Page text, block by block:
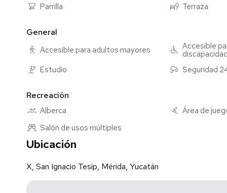
Área social:
• Comedor
• Cocina con meseta de cuarzo
• Estudio
• Medio baño de visitas
Área privada:
•Walk-in closet
•Baño completo
•Cada una con baño completo
Área de servicio:
Parrilla
Terraza
General
Accesible para adultos mayores
Accesible
discapacidad
Estudio
Seguridad
Recreación
Alberca Área de
Salón de usos múltiples
Ubicación
X, San Ignacio Tesip, Mérida, Yucatán